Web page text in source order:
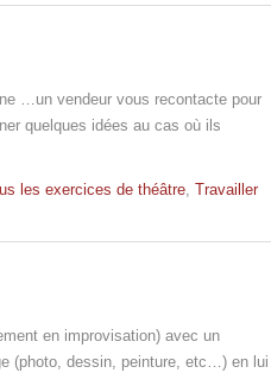
…un vendeur vous recontacte pour
quelques idées au cas où ils
les exercices de théâtre, Travailler
en improvisation) avec un
(photo, dessin, peinture, etc…) en lui